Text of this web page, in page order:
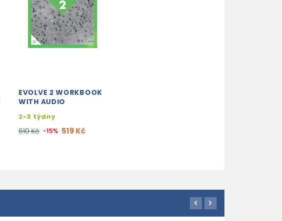
EVOLVE 2 WORKBOOK
WITH AUDIO
2-3 týdny
610 Kč -15% 519 Kč